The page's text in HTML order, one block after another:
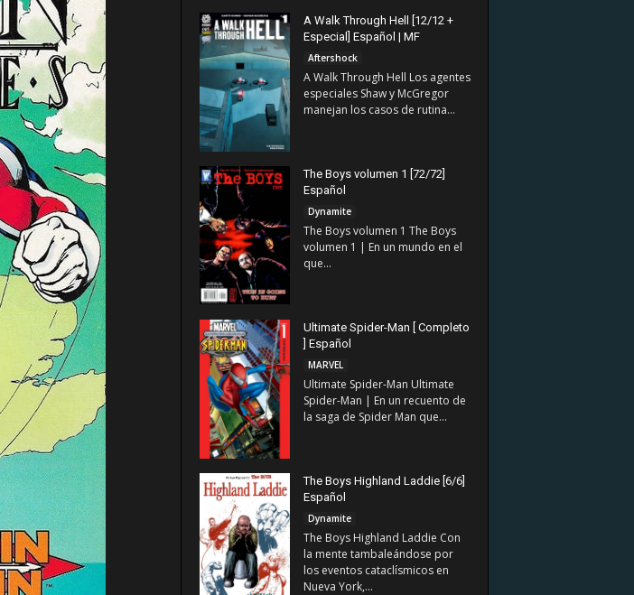
A Walk Through Hell [12/12 +
Especial] Español | MF
Aftershock
A Walk Through Hell Los agentes
especiales Shaw y McGregor
manejan los casos de rutina...
The Boys volumen 1 [72/72]
Español
Dynamite
The Boys volumen 1 The Boys
volumen 1 | En un mundo en el
que...
Ultimate Spider-Man [ Completo
] Español
MARVEL
Ultimate Spider-Man Ultimate
Spider-Man | En un recuento de
la saga de Spider Man que...
The Boys Highland Laddie [6/6]
Español
Dynamite
The Boys Highland Laddie Con
la mente tambaleándose por
los eventos cataclísmicos en
Nueva York,...